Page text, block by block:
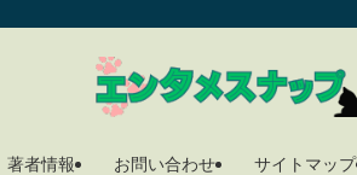
著者情報 お問い合わせ サイトマップ